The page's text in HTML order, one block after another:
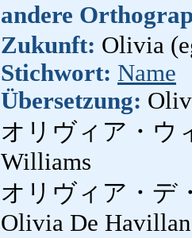
andere
Zukunft: Olivia
Stichwort: Name
Übersetzung:
オリヴィア・ウ
Williams
オリヴィア・デ
Olivia De